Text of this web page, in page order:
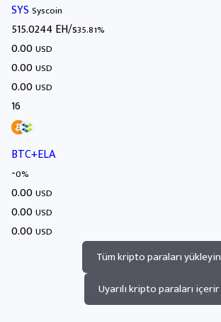
SYS Syscoin
515.0244 EH/s35.81%
0.00USD
0.00USD
0.00USD
16
BTC+ELA
-0%
0.00USD
0.00USD
0.00USD
Tüm kripto paraları yükleyin
Uyarılı kripto paraları içerir